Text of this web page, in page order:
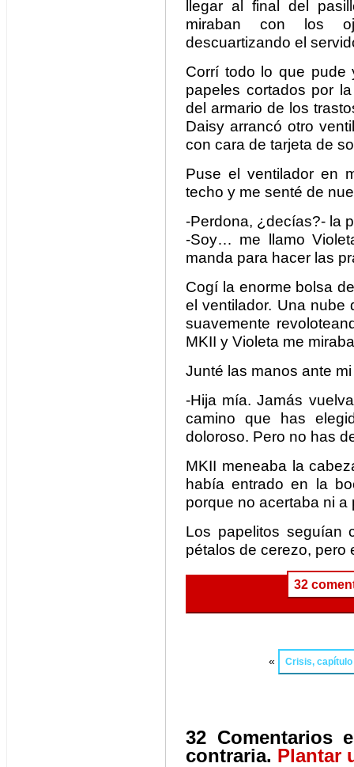
llegar al final del
miraban con los
descuartizando el
Corrí todo lo que
papeles cortados por
del armario de los
Daisy arrancó otro
con cara de tarjeta de
Puse el ventilador en
techo y me senté de
-Perdona, ¿decías?- la
-Soy… me llamo
manda para hacer las
Cogí la enorme bolsa
el ventilador. Una nube
suavemente
MKII y Violeta me
Junté las manos ante
-Hija mía. Jamás
camino que has
doloroso. Pero no has
MKII meneaba la
había entrado en la
porque no acertaba ni a
Los papelitos seguían
pétalos de cerezo, pero
32
« Crisis,
32 Comentarios
contraria. Plantar